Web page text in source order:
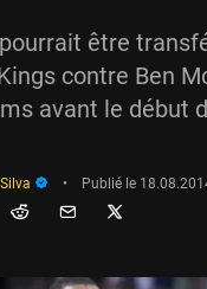
être
contre Ben
avant le début
• Publié le